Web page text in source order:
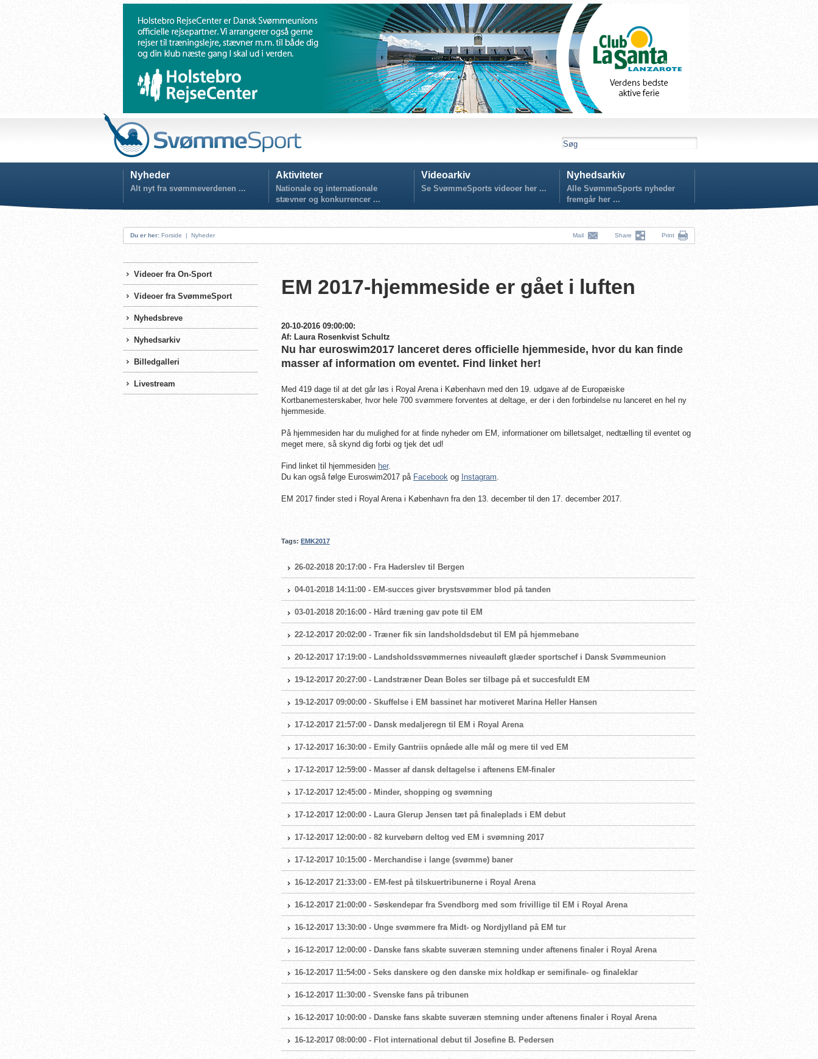
Nyheder
Alt nyt fra svømmeverdenen ...
Aktiviteter
Nationale og internationale
stævner og konkurrencer ...
Videoarkiv
Se SvømmeSports videoer her ...
Nyhedsarkiv
Alle SvømmeSports nyheder
fremgår her ...
Du er her: Forside | Nyheder Mail Share Print
Videoer fra On-Sport
Videoer fra SvømmeSport
Nyhedsbreve
Nyhedsarkiv
Billedgalleri
Livestream
EM 2017-hjemmeside er gået i luften
20-10-2016 09:00:00:
Af: Laura Rosenkvist Schultz
Nu har euroswim2017 lanceret deres officielle hjemmeside, hvor du kan finde
masser af information om eventet. Find linket her!
Med 419 dage til at det går løs i Royal Arena i København med den 19. udgave af de Europæiske
Kortbanemesterskaber, hvor hele 700 svømmere forventes at deltage, er der i den forbindelse nu lanceret en hel ny
hjemmeside.
På hjemmesiden har du mulighed for at finde nyheder om EM, informationer om billetsalget, nedtælling til eventet og
meget mere, så skynd dig forbi og tjek det ud!
Find linket til hjemmesiden her.
Du kan også følge Euroswim2017 på Facebook og Instagram.
EM 2017 finder sted i Royal Arena i København fra den 13. december til den 17. december 2017.
Tags: EMK2017
26-02-2018 20:17:00 - Fra Haderslev til Bergen
04-01-2018 14:11:00 - EM-succes giver brystsvømmer blod på tanden
03-01-2018 20:16:00 - Hård træning gav pote til EM
22-12-2017 20:02:00 - Træner fik sin landsholdsdebut til EM på hjemmebane
20-12-2017 17:19:00 - Landsholdssvømmernes niveauløft glæder sportschef i Dansk Svømmeunion
19-12-2017 20:27:00 - Landstræner Dean Boles ser tilbage på et succesfuldt EM
19-12-2017 09:00:00 - Skuffelse i EM bassinet har motiveret Marina Heller Hansen
17-12-2017 21:57:00 - Dansk medaljeregn til EM i Royal Arena
17-12-2017 16:30:00 - Emily Gantriis opnåede alle mål og mere til ved EM
17-12-2017 12:59:00 - Masser af dansk deltagelse i aftenens EM-finaler
17-12-2017 12:45:00 - Minder, shopping og svømning
17-12-2017 12:00:00 - Laura Glerup Jensen tæt på finaleplads i EM debut
17-12-2017 12:00:00 - 82 kurvebørn deltog ved EM i svømning 2017
17-12-2017 10:15:00 - Merchandise i lange (svømme) baner
16-12-2017 21:33:00 - EM-fest på tilskuertribunerne i Royal Arena
16-12-2017 21:00:00 - Søskendepar fra Svendborg med som frivillige til EM i Royal Arena
16-12-2017 13:30:00 - Unge svømmere fra Midt- og Nordjylland på EM tur
16-12-2017 12:00:00 - Danske fans skabte suveræn stemning under aftenens finaler i Royal Arena
16-12-2017 11:54:00 - Seks danskere og den danske mix holdkap er semifinale- og finaleklar
16-12-2017 11:30:00 - Svenske fans på tribunen
16-12-2017 10:00:00 - Danske fans skabte suveræn stemning under aftenens finaler i Royal Arena
16-12-2017 08:00:00 - Flot international debut til Josefine B. Pedersen